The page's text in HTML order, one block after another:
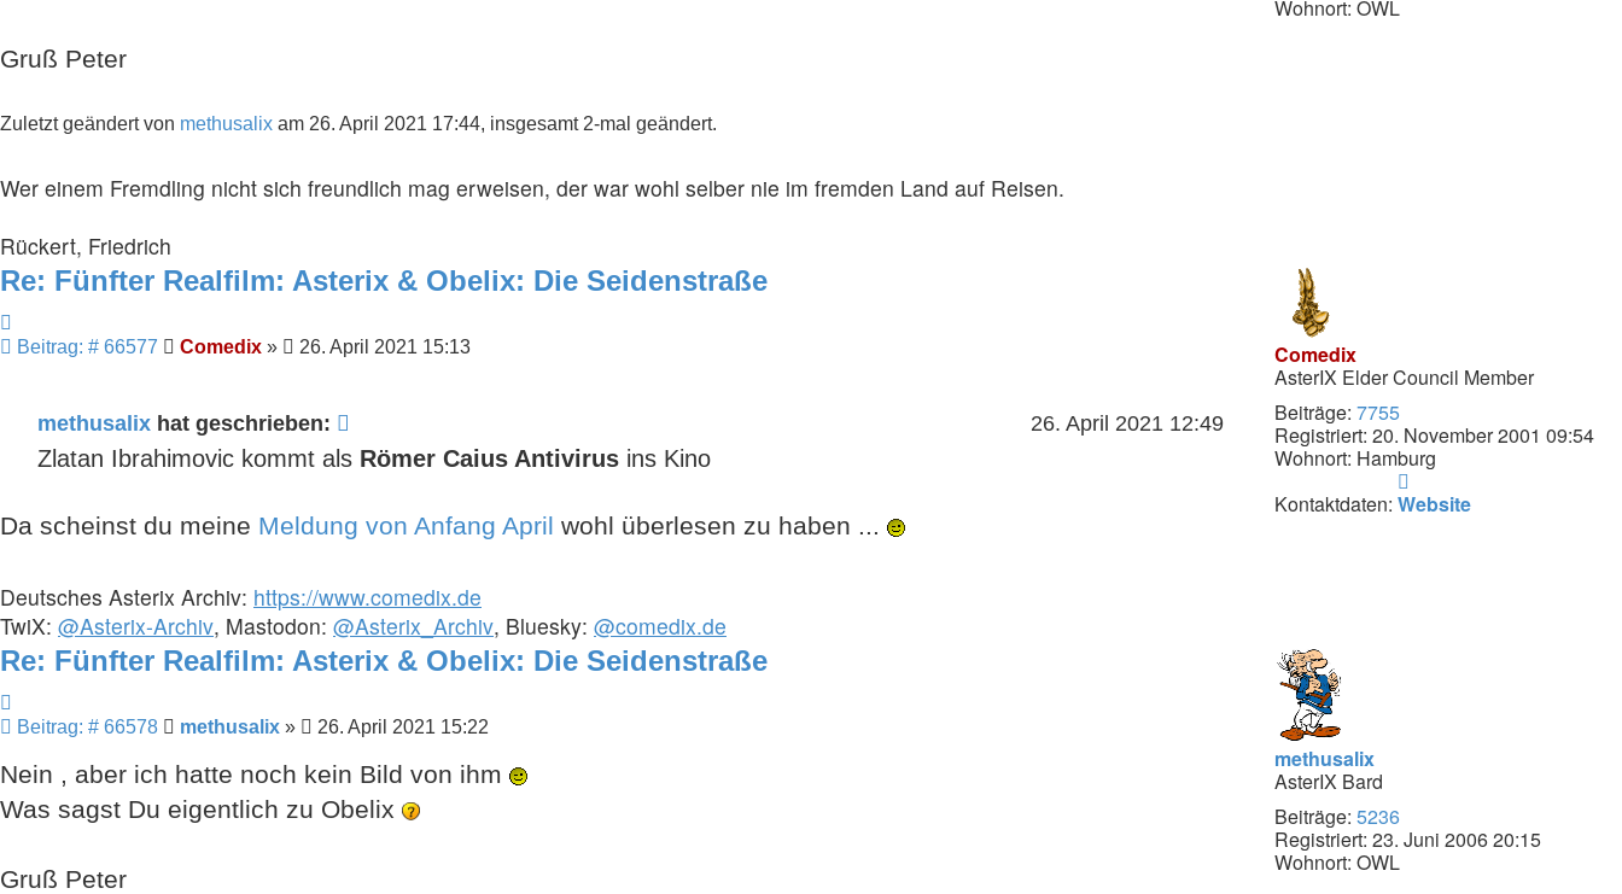
Wohnort: OWL
Gruß Peter
Zuletzt geändert von methusalix am 26. April 2021 17:44, insgesamt 2-mal geändert.
Wer einem Fremdling nicht sich freundlich mag erweisen, der war wohl selber nie im fremden Land auf Reisen.
Rückert, Friedrich
Comedix
AsterIX Elder Council Member
Beiträge: 7755
Registriert: 20. November 2001 09:54
Wohnort: Hamburg
Kontaktdaten:
Kontaktdaten
von
Website
Re: Fünfter Realfilm: Asterix & Obelix: Die Seidenstraße
Beitrag: # 66577 Beitrag
Comedix » 26. April 2021 15:13
methusalix hat geschrieben: 26. April 2021 12:49
Zlatan Ibrahimovic kommt als Römer Caius Antivirus ins Kino
Da scheinst du meine Meldung von Anfang April wohl überlesen zu haben ...
Deutsches Asterix Archiv: https://www.comedix.de
TwiX: @Asterix-Archiv, Mastodon: @Asterix_Archiv, Bluesky: @comedix.de
methusalix
AsterIX Bard
Beiträge: 5236
Registriert: 23. Juni 2006 20:15
Wohnort: OWL
Re: Fünfter Realfilm: Asterix & Obelix: Die Seidenstraße
Beitrag: # 66578Beitrag
methusalix » 26. April 2021 15:22
Nein , aber ich hatte noch kein Bild von ihm
Was sagst Du eigentlich zu Obelix
Gruß Peter